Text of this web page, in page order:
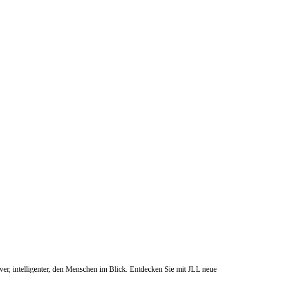
intelligenter, den Menschen im Blick. Entdecken Sie mit JLL neue